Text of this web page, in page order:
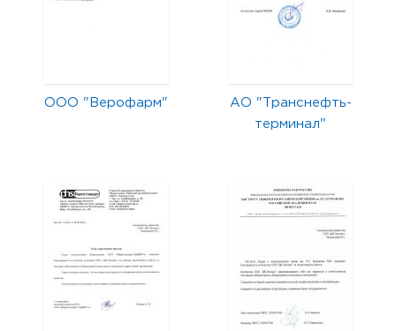
ООО "Верофарм"
АО "Транснефть-
терминал"